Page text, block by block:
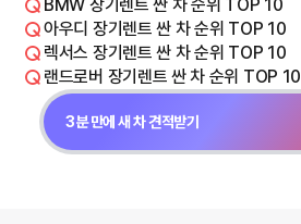
BMW 장기렌트 싼 차 순위 TOP 10
아우디 장기렌트 싼 차 순위 TOP 10
렉서스 장기렌트 싼 차 순위 TOP 10
랜드로버 장기렌트 싼 차 순위 TOP 10
3분 만에 새 차 견적받기